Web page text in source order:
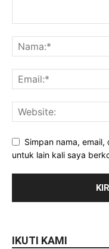
Simpan nama,
untuk lain kali saya
IKUTI KAMI